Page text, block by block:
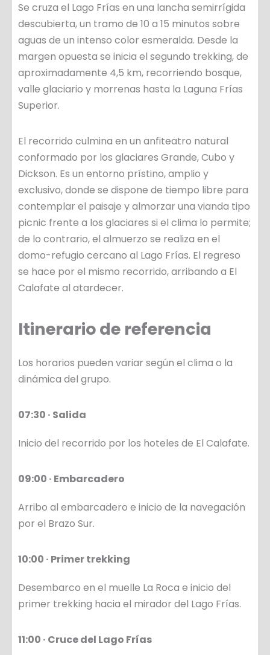
Se cruza el Lago Frías en una lancha semirrígida
descubierta, un tramo de 10 a 15 minutos sobre
aguas de un intenso color esmeralda. Desde la
margen opuesta se inicia el segundo trekking, de
aproximadamente 4,5 km, recorriendo bosque,
valle glaciario y morrenas hasta la Laguna Frías
Superior.
El recorrido culmina en un anfiteatro natural
conformado por los glaciares Grande, Cubo y
Dickson. Es un entorno prístino, amplio y
exclusivo, donde se dispone de tiempo libre para
contemplar el paisaje y almorzar una vianda tipo
picnic frente a los glaciares si el clima lo permite;
de lo contrario, el almuerzo se realiza en el
domo-refugio cercano al Lago Frías. El regreso
se hace por el mismo recorrido, arribando a El
Calafate al atardecer.
Itinerario de referencia
Los horarios pueden variar según el clima o la
dinámica del grupo.
07:30 · Salida
Inicio del recorrido por los hoteles de El Calafate.
09:00 · Embarcadero
Arribo al embarcadero e inicio de la navegación
por el Brazo Sur.
10:00 · Primer trekking
Desembarco en el muelle La Roca e inicio del
primer trekking hacia el mirador del Lago Frías.
11:00 · Cruce del Lago Frías